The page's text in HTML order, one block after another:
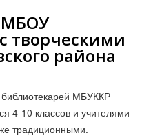
МБОУ
творческими
района
МБУККР
4-10 классов и учителями
традиционными.